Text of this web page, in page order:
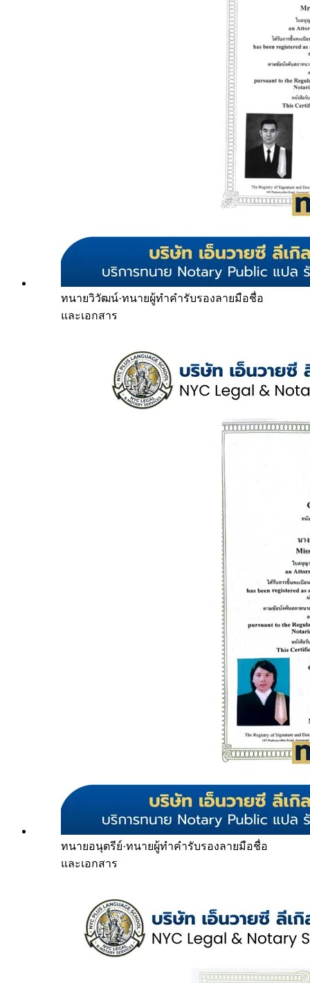
ทนายวิวัฒน์·ทนายผู้ทำคำรับรองลายมือชื่อ
และเอกสาร
ทนายอนุตรีย์·ทนายผู้ทำคำรับรองลายมือชื่อ
และเอกสาร